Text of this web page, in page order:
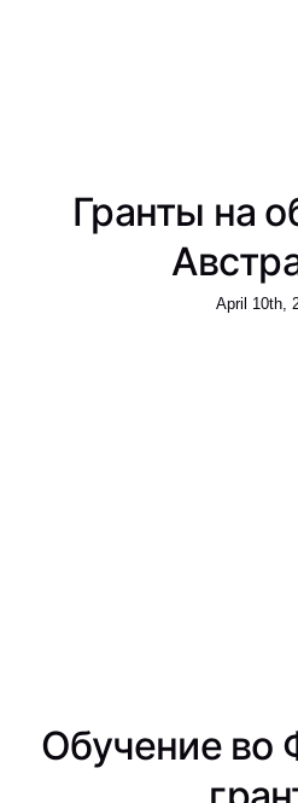
Гранты на
April 10th,
Обучение во